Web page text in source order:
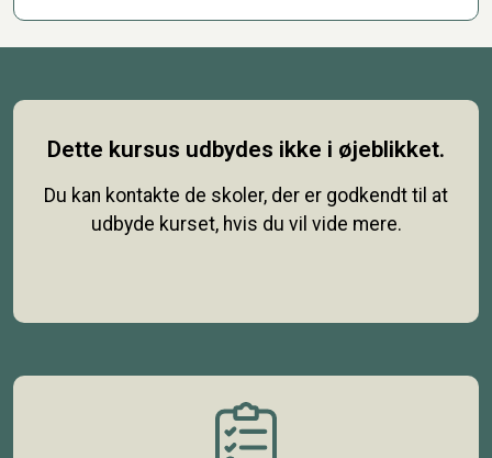
Dette kursus udbydes ikke i øjeblikket.
Du kan kontakte de skoler, der er godkendt til at
udbyde kurset, hvis du vil vide mere.